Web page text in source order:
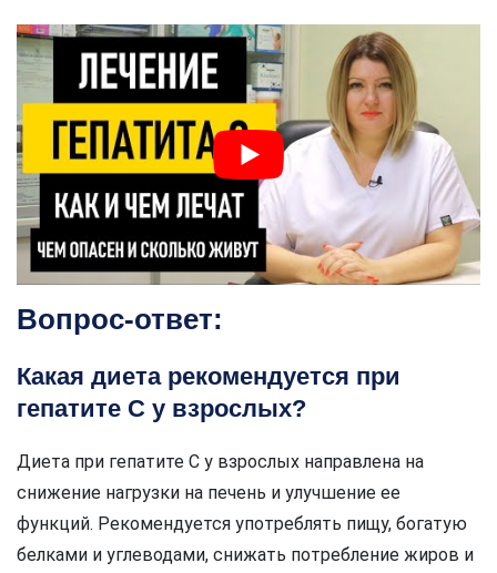
Вопрос-ответ:
Какая диета рекомендуется при
гепатите C у взрослых?
Диета при гепатите C у взрослых направлена на
снижение нагрузки на печень и улучшение ее
функций. Рекомендуется употреблять пищу, богатую
белками и углеводами, снижать потребление жиров и